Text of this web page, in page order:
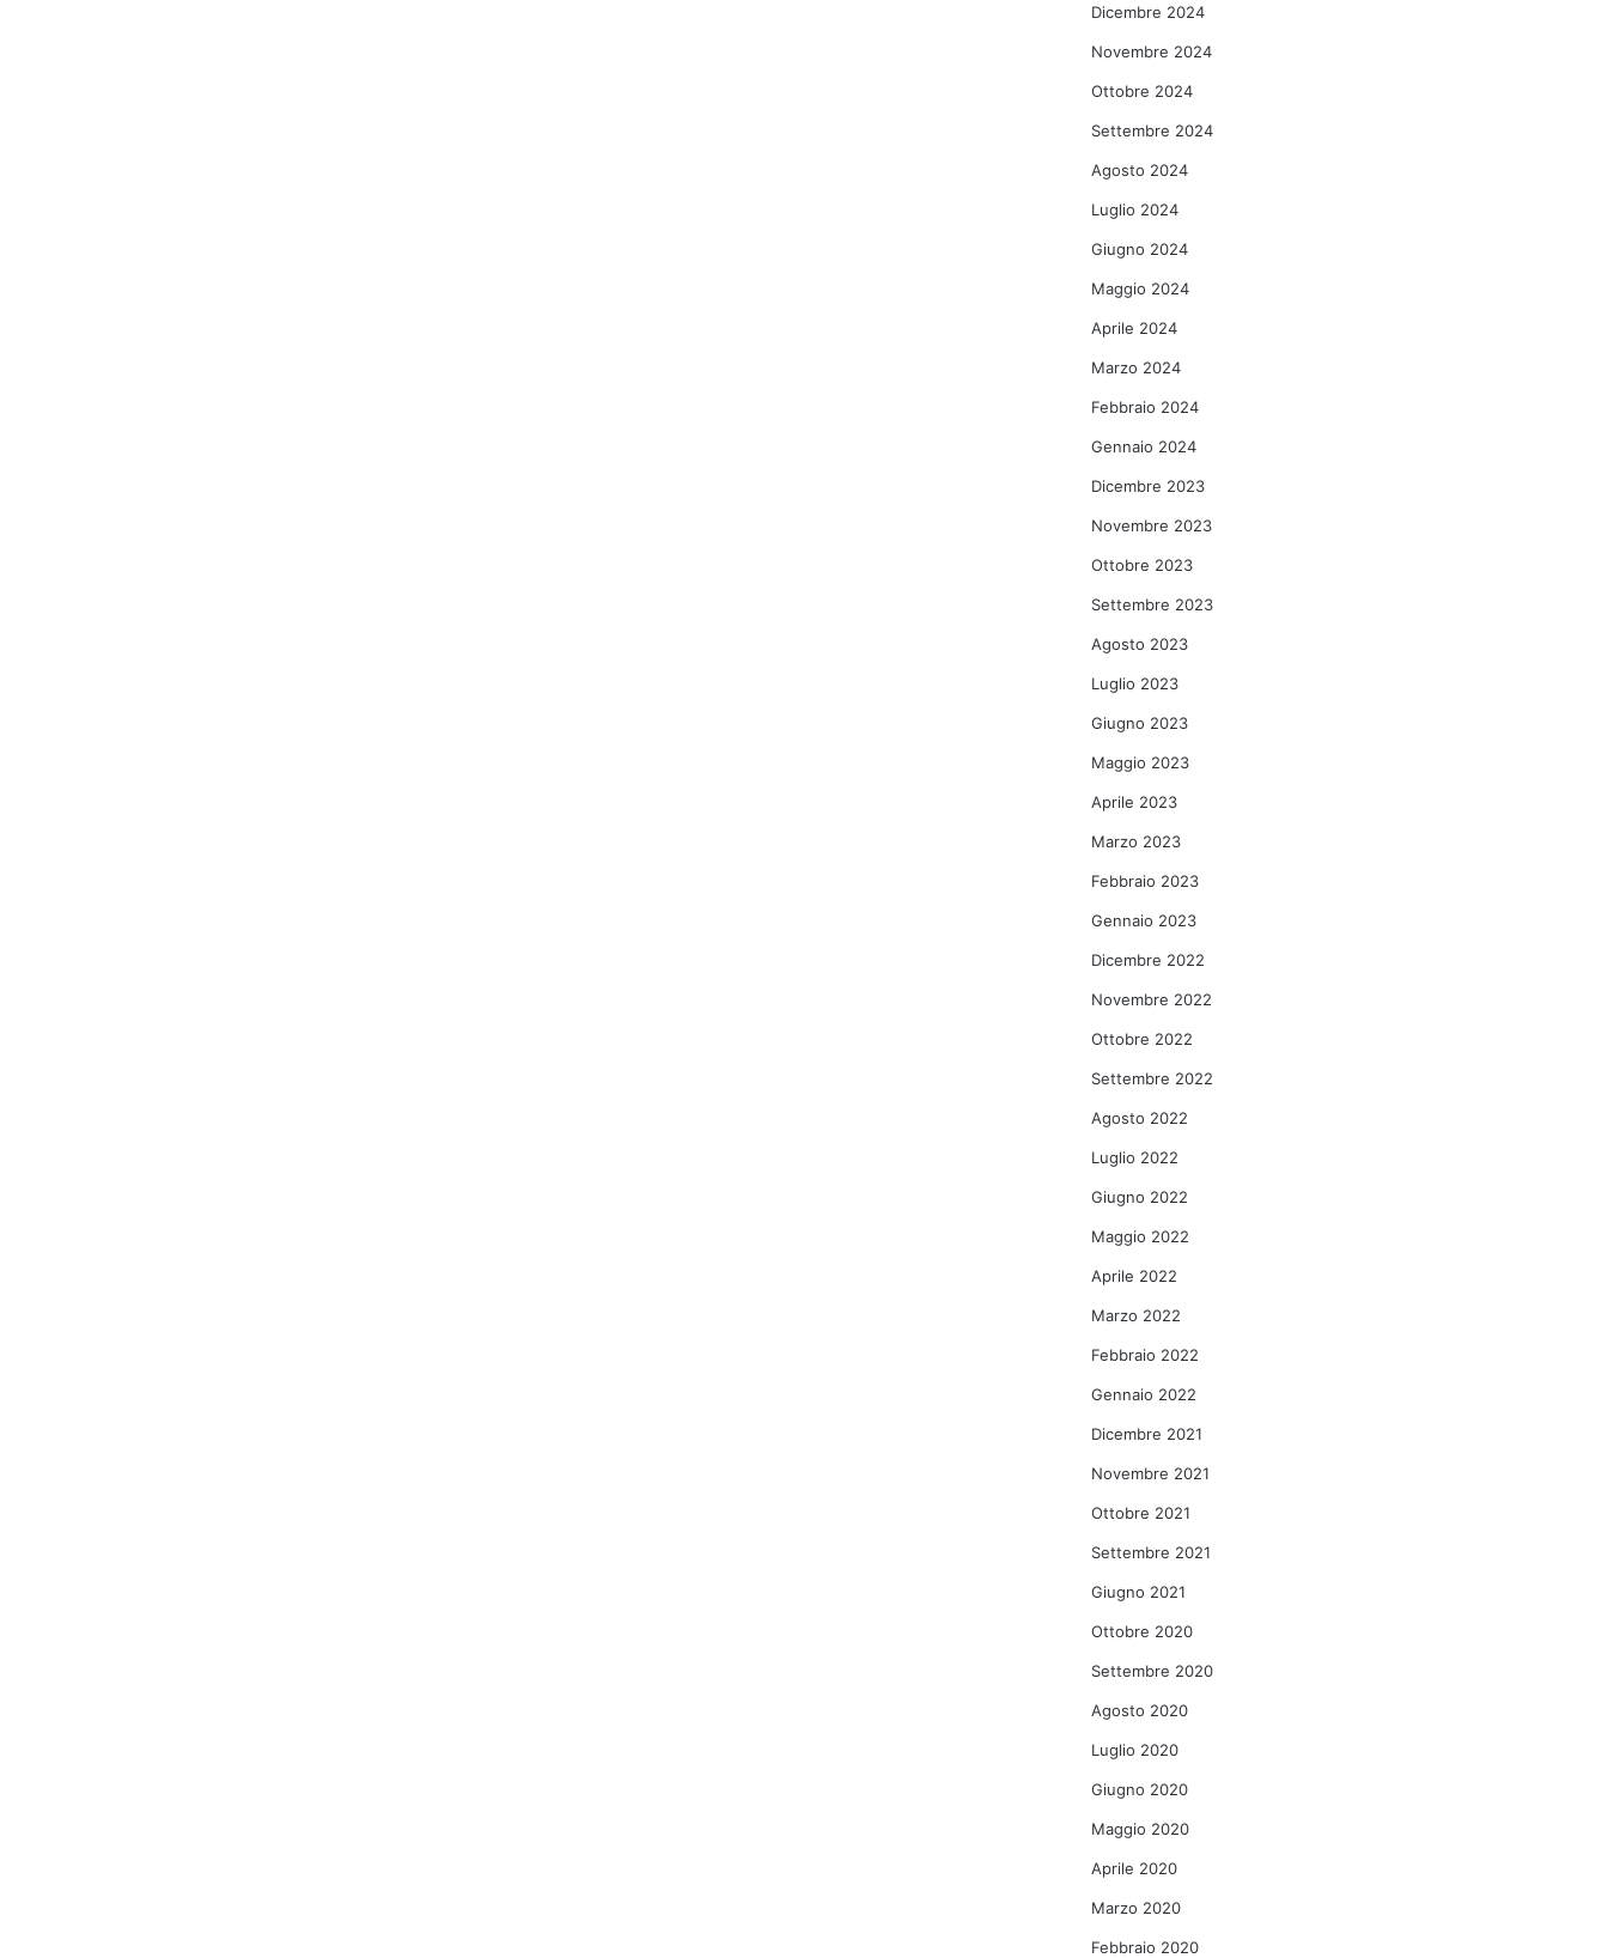
Dicembre 2024
Novembre 2024
Ottobre 2024
Settembre 2024
Agosto 2024
Luglio 2024
Giugno 2024
Maggio 2024
Aprile 2024
Marzo 2024
Febbraio 2024
Gennaio 2024
Dicembre 2023
Novembre 2023
Ottobre 2023
Settembre 2023
Agosto 2023
Luglio 2023
Giugno 2023
Maggio 2023
Aprile 2023
Marzo 2023
Febbraio 2023
Gennaio 2023
Dicembre 2022
Novembre 2022
Ottobre 2022
Settembre 2022
Agosto 2022
Luglio 2022
Giugno 2022
Maggio 2022
Aprile 2022
Marzo 2022
Febbraio 2022
Gennaio 2022
Dicembre 2021
Novembre 2021
Ottobre 2021
Settembre 2021
Giugno 2021
Ottobre 2020
Settembre 2020
Agosto 2020
Luglio 2020
Giugno 2020
Maggio 2020
Aprile 2020
Marzo 2020
Febbraio 2020